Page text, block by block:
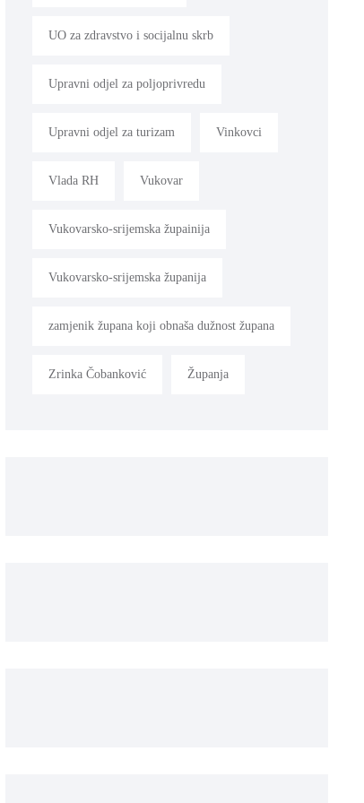
UO za zdravstvo i socijalnu skrb
Upravni odjel za poljoprivredu
Upravni odjel za turizam Vinkovci
Vlada RH Vukovar
Vukovarsko-srijemska župainija
Vukovarsko-srijemska županija
zamjenik župana koji obnaša dužnost župana
Zrinka Čobanković Županja